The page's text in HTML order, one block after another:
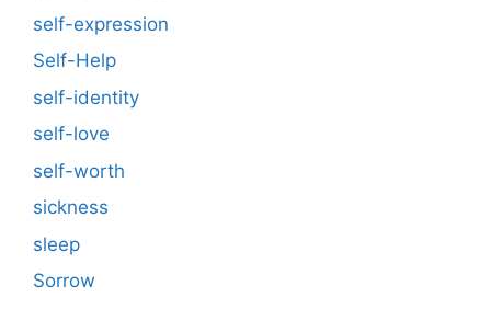
self-expression
Self-Help
self-identity
self-love
self-worth
sickness
sleep
Sorrow